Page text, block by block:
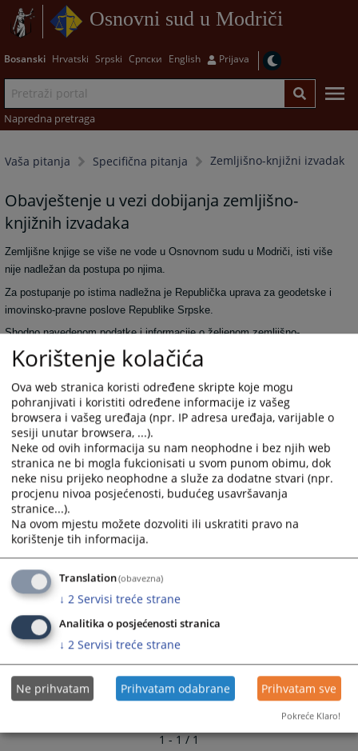
Osnovni sud u Modriči
Bosanski Hrvatski Srpski Српски English Prijava
Napredna pretraga
Vaša pitanja Specifična pitanja Zemljišno-knjižni izvadak
Obavještenje u vezi dobijanja zemljišno-
knjižnih izvadaka
Zemljišne knjige se više ne vode u Osnovnom sudu u Modriči, isti više
nije nadležan da postupa po njima.
Za postupanje po istima nadležna je Republička uprava za geodetske i
imovinsko-pravne poslove Republike Srpske.
Shodno navedenom podatke i informacije o željenom zemljišno-
knjižnom izvadku možete dobiti u nadležnoj područnoj jedinici ili
područnoj kancelariji.
Za teritoriju opštine Modriča nadležna je PJ Modriča, broj telefona:
053/812-220.
Za teritoriju opštine Vukosavlje nadležna je PK Vukosavlje (pri PJ
Modriča), broj telefona: 053/812-470.
3255 PREGLEDA
1 - 1 / 1
Korištenje kolačića
Ova web stranica koristi određene skripte koje mogu
pohranjivati i koristiti određene informacije iz vašeg
browsera i vašeg uređaja (npr. IP adresa uređaja, varijable o
sesiji unutar browsera, ...).
Neke od ovih informacija su nam neophodne i bez njih web
stranica ne bi mogla fukcionisati u svom punom obimu, dok
neke nisu prijeko neophodne a služe za dodatne stvari (npr.
procjenu nivoa posjećenosti, budućeg usavršavanja
stranice...).
Na ovom mjestu možete dozvoliti ili uskratiti pravo na
korištenje tih informacija.
Translation(obavezna)
↓ 2 Servisi treće strane
Analitika o posjećenosti stranica
↓ 2 Servisi treće strane
Ne prihvatam Prihvatam odabrane Prihvatam sve
Pokreće Klaro!